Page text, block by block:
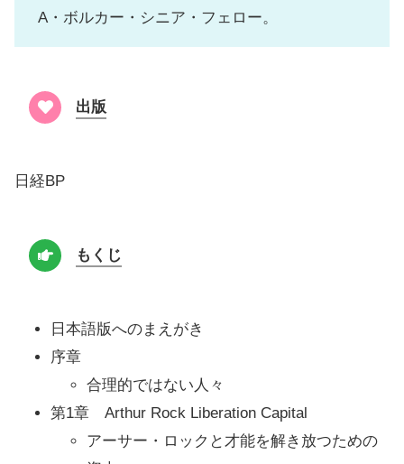
A・ボルカー・シニア・フェロー。
出版
日経BP
もくじ
日本語版へのまえがき
序章
合理的ではない人々
第1章 Arthur Rock Liberation Capital
アーサー・ロックと才能を解き放つための